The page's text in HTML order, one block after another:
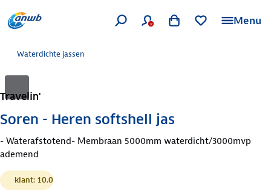
Menu
Waterdichte jassen
Travelin'
Soren - Heren softshell jas
- Waterafstotend- Membraan 5000mm waterdicht/3000mvp
ademend
klant: 10.0